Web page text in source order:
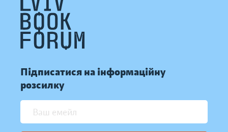
Підписатися на інформаційну
розсилку